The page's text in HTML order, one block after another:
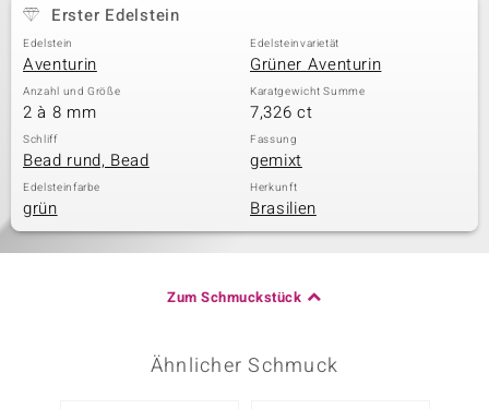
Erster Edelstein
Edelstein
Aventurin
Edelsteinvarietät
Grüner Aventurin
Anzahl und Größe
2 à 8 mm
Karatgewicht Summe
7,326 ct
Schliff
Bead rund, Bead
Fassung
gemixt
Edelsteinfarbe
grün
Herkunft
Brasilien
Zum Schmuckstück
Ähnlicher Schmuck